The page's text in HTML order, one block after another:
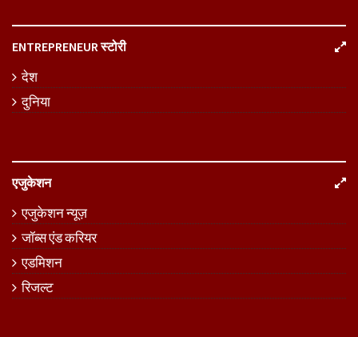
ENTREPRENEUR स्टोरी
देश
दुनिया
एजुकेशन
एजुकेशन न्यूज़
जॉब्स एंड करियर
एडमिशन
रिजल्ट